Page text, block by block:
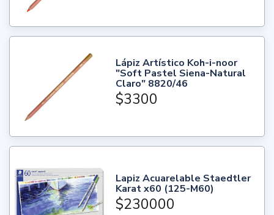
Lápiz Artístico Koh-i-noor
"Soft Pastel Siena-Natural
Claro" 8820/46
$3300
Lapiz Acuarelable Staedtler
Karat x60 (125-M60)
$230000